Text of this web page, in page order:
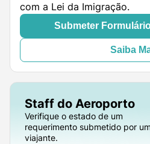
com a Lei da Imigração.
Submeter
Saiba
Staff do Aeroporto
Verifique o estado de um
requerimento submetido por um
viajante.